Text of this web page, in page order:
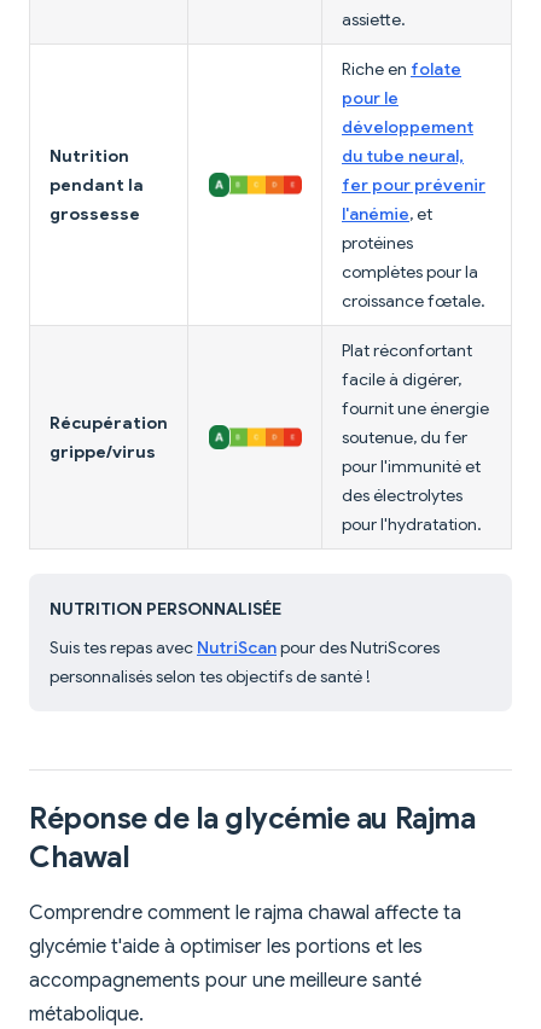
assiette.
Nutrition
pendant la
grossesse
Riche en folate
pour le
développement
du tube neural,
fer pour prévenir
l'anémie, et
protéines
complètes pour la
croissance fœtale.
Récupération
grippe/virus
Plat réconfortant
facile à digérer,
fournit une énergie
soutenue, du fer
pour l'immunité et
des électrolytes
pour l'hydratation.
NUTRITION PERSONNALISÉE
Suis tes repas avec NutriScanpour des NutriScores
personnalisés selon tes objectifs de santé !
Réponse de la glycémie au Rajma
Chawal
Comprendre comment le rajma chawal affecte ta
glycémie t'aide à optimiser les portions et les
accompagnements pour une meilleure santé
métabolique.